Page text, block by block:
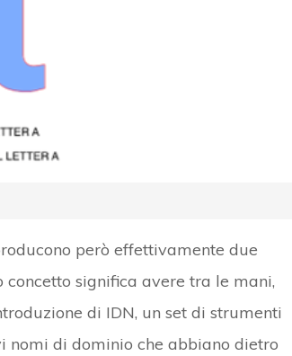
però effettivamente due
significa avere tra le mani,
di IDN, un set di strumenti
nomi di dominio che abbiano dietro